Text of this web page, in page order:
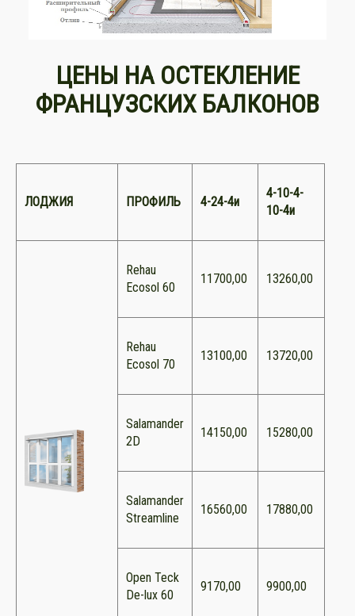
ЦЕНЫ НА ОСТЕКЛЕНИЕ
ФРАНЦУЗСКИХ БАЛКОНОВ
ЛОДЖИЯ ПРОФИЛЬ 4-24-4и
4-10-4-
10-4и
Rehau
Ecosol 60
11700,00 13260,00
Rehau
Ecosol 70
13100,00 13720,00
Salamander
2D
14150,00 15280,00
Salamander
Streamline
16560,00 17880,00
Open Teck
De-lux 60
9170,00 9900,00